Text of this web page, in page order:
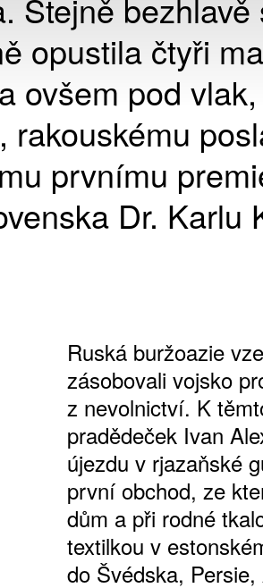
Stejně
opustila čtyři
ovšem pod
rakouskému
prvnímu
Dr. Karlu
Ruská buržoazie
zásobovali vojsko
z nevolnictví. K
pradědeček Ivan
újezdu v rjazaňské
první obchod, ze
dům a při rodné
textilkou v
do Švédska,